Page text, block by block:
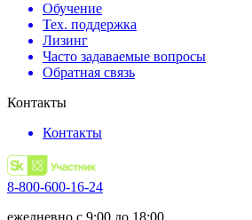
Обучение
Тех. поддержка
Лизинг
Часто задаваемые вопросы
Обратная связь
Контакты
Контакты
8-800-600-16-24
ежедневно с 9:00 до 18:00